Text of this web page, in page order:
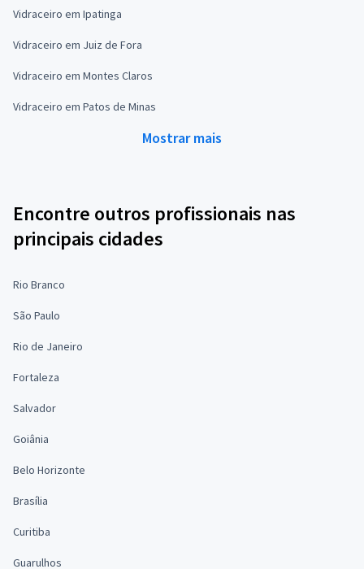
Vidraceiro em Ipatinga
Vidraceiro em Juiz de Fora
Vidraceiro em Montes Claros
Vidraceiro em Patos de Minas
Mostrar mais
Encontre outros profissionais nas
principais cidades
Rio Branco
São Paulo
Rio de Janeiro
Fortaleza
Salvador
Goiânia
Belo Horizonte
Brasília
Curitiba
Guarulhos